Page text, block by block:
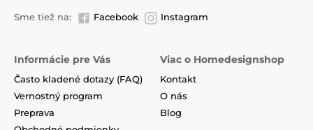
Sme tiež na: Facebook Instagram
Informácie pre Vás
Často kladené dotazy (FAQ)
Vernostný program
Preprava
Viac o Homedesignshop
Kontakt
O nás
Blog